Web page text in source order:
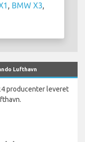
BMW X3
Lufthavn
producenter leveret